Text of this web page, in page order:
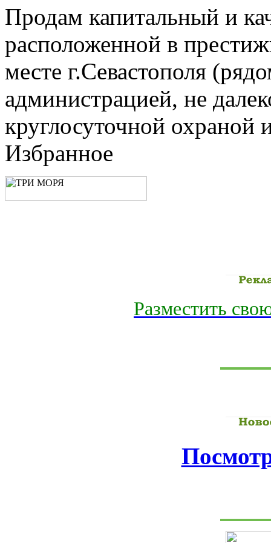
Продам капитальный и
расположенной в
месте г.Севастополя
администрацией, не
круглосуточной охраной
Избранное
Разместить